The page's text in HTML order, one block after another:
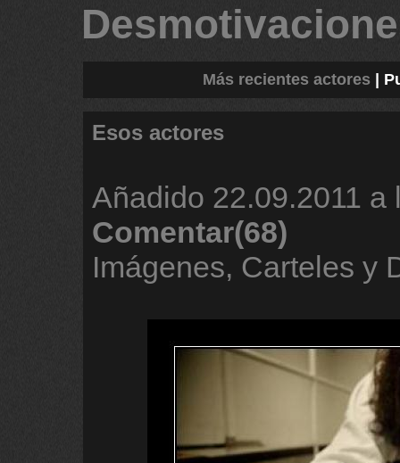
Más recientes actores
Esos actores
Añadido 22.09.2011 a
Comentar(68)
Imágenes, Carteles y